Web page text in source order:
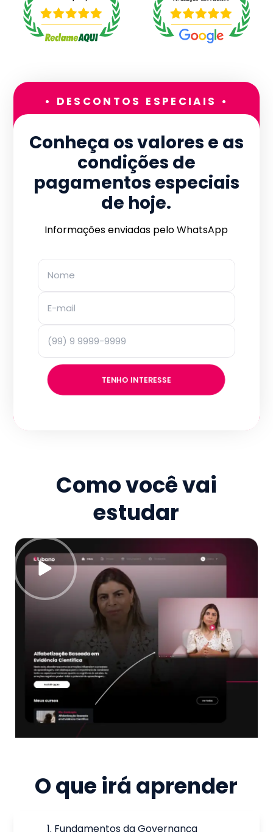
• DESCONTOS ESPECIAIS •
Conheça os valores e as
condições de
pagamentos especiais
de hoje.
Informações enviadas pelo WhatsApp
TENHO INTERESSE
Como você vai
estudar
O que irá aprender
1. Fundamentos da Governança